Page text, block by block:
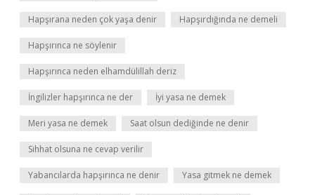
Hapşırana neden çok yaşa denir Hapşırdığında ne demeli
Hapşırınca ne söylenir
Hapşırınca neden elhamdülillah deriz
İngilizler hapşırınca ne der İyi yasa ne demek
Meri yasa ne demek Saat olsun dediğinde ne denir
Sihhat olsuna ne cevap verilir
Yabancılarda hapşırınca ne denir Yasa gitmek ne demek